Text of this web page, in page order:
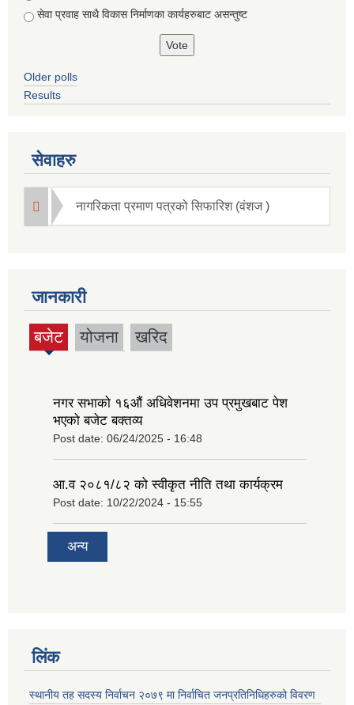
सेवा प्रवाह साथै विकास निर्माणका कार्यहरुबाट असन्तुष्ट
Older polls
Results
सेवाहरु
नागरिकता प्रमाण पत्रको सिफारिश (वंशज )
जानकारी
बजेट
(active
योजना खरिद
नगर सभाको १६‍औं अधिवेशनमा उप प्रमुखबाट पेश
भएको बजेट बक्तव्य
Post date: 06/24/2025 - 16:48
आ.व २०८१/८२ को स्वीकृत नीति तथा कार्यक्रम
Post date: 10/22/2024 - 15:55
अन्य
लिंक
स्थानीय तह सदस्य निर्वाचन २०७९ मा निर्वाचित जनप्रतिनिधिहरुको विवरण